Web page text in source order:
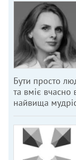
Бути просто
та вміє вчасно
найвища